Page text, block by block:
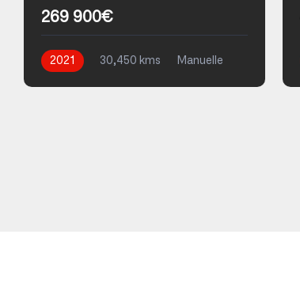
269 900€
2021 30,450 kms
Manuelle